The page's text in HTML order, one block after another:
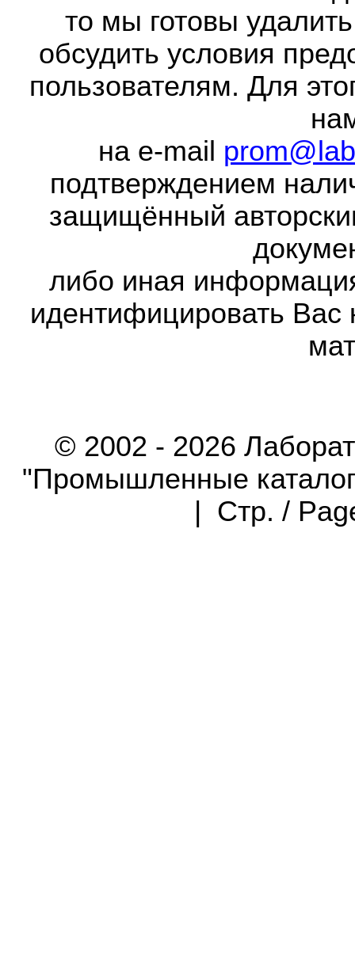
то мы готовы
обсудить условия
пользователям. Для
на e-mail
подтверждением
защищённый
либо иная
идентифицировать Вас
© 2002 - 2026
"Промышленные
| Стр. /